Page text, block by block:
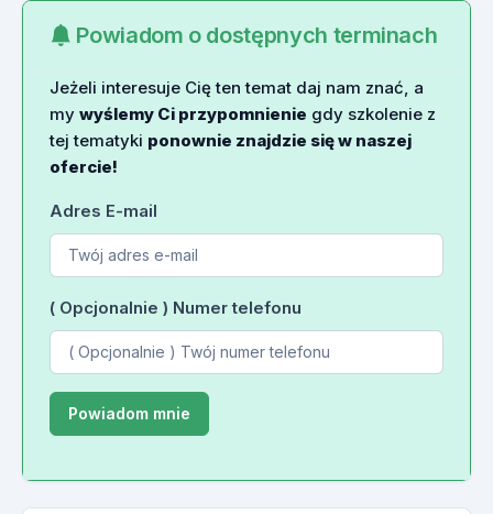
Powiadom o dostępnych terminach
Jeżeli interesuje Cię ten temat daj nam znać, a
my wyślemy Ci przypomnienie gdy szkolenie z
tej tematyki ponownie znajdzie się w naszej
ofercie!
Adres E-mail
( Opcjonalnie ) Numer telefonu